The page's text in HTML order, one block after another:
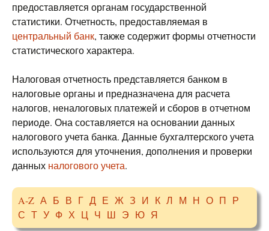
предоставляется органам государственной
статистики. Отчетность, предоставляемая в
центральный банк, также содержит формы отчетности
статистического характера.
Налоговая отчетность представляется банком в
налоговые органы и предназначена для расчета
налогов, неналоговых платежей и сборов в отчетном
периоде. Она составляется на основании данных
налогового учета банка. Данные бухгалтерского учета
используются для уточнения, дополнения и проверки
данных налогового учета.
A-Z А Б В Г Д Е Ж З И К Л М Н О П Р
С Т У Ф Х Ц Ч Ш Э Ю Я